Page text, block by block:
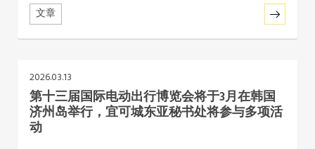
文章
2026.03.13
第十三届国际电动出行博览会将于3月在韩国
济州岛举行，宜可城东亚秘书处将参与多项活
动